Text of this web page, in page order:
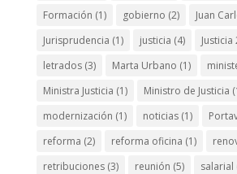
Formación (1) gobierno (2) Juan
Jurisprudencia (1) justicia (4) Justicia
letrados(3) Marta Urbano (1)
Ministra Justicia (1) Ministro de Justicia
modernización (1) noticias(1)
reforma (2) reforma oficina (1)
retribuciones(3) reunión (5) salarial